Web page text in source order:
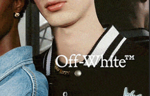
donati da una 83enne